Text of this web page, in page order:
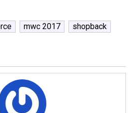
mwc 2017 shopback